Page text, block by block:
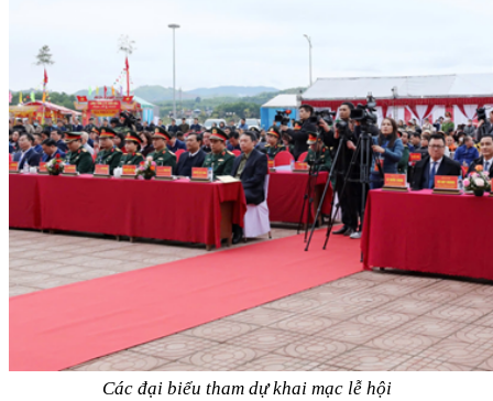
Các đại biểu tham dự khai mạc lễ hội